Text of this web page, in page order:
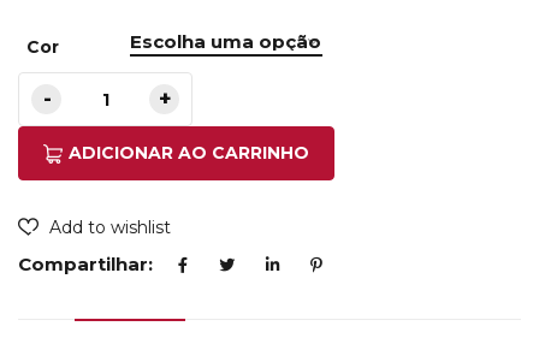
Cor
ADICIONAR AO CARRINHO
Add to wishlist
Compartilhar: